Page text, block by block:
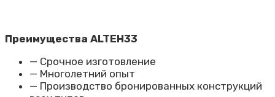
Преимущества ALTEH33
— Срочное изготовление
— Многолетний опыт
— Производство бронированных конструкций